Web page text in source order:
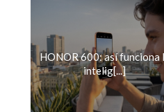
HONOR 600: así funciona
intelig[...]